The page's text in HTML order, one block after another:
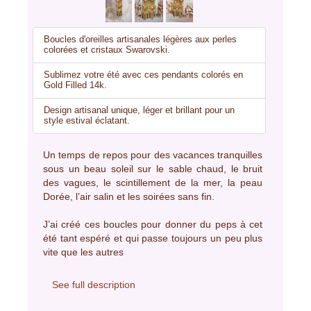
Boucles d'oreilles artisanales légères aux perles
colorées et cristaux Swarovski.
Sublimez votre été avec ces pendants colorés en
Gold Filled 14k.
Design artisanal unique, léger et brillant pour un
style estival éclatant.
Un temps de repos pour des vacances tranquilles
sous un beau soleil sur le sable chaud, le bruit
des vagues, le scintillement de la mer, la peau
Dorée, l’air salin et les soirées sans fin.
J’ai créé ces boucles pour donner du peps à cet
été tant espéré et qui passe toujours un peu plus
vite que les autres
See full description